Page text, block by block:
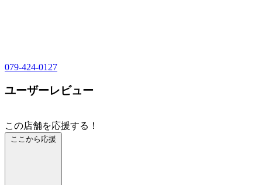
079-424-0127
ユーザーレビュー
この店舗を応援する！
ここから応援